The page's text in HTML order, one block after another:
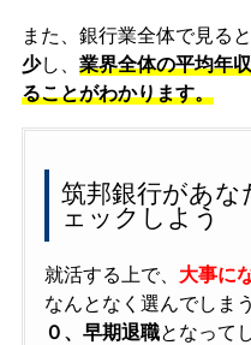
また、銀行業全体で見る
少し、 業界全体の平均年
ることがわかります。
筑邦銀行があ
ェックしよう
就活する上で、 大事に
なんとなく選んでしま
０、早期退職となって